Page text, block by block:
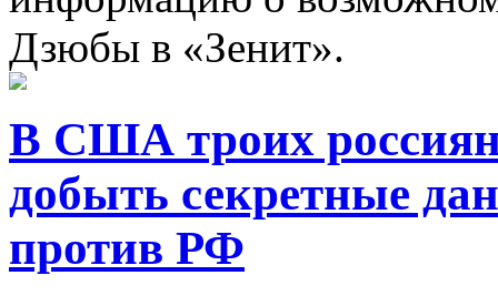
Дзюбы в «Зенит».
В США троих
добыть секретные
против РФ